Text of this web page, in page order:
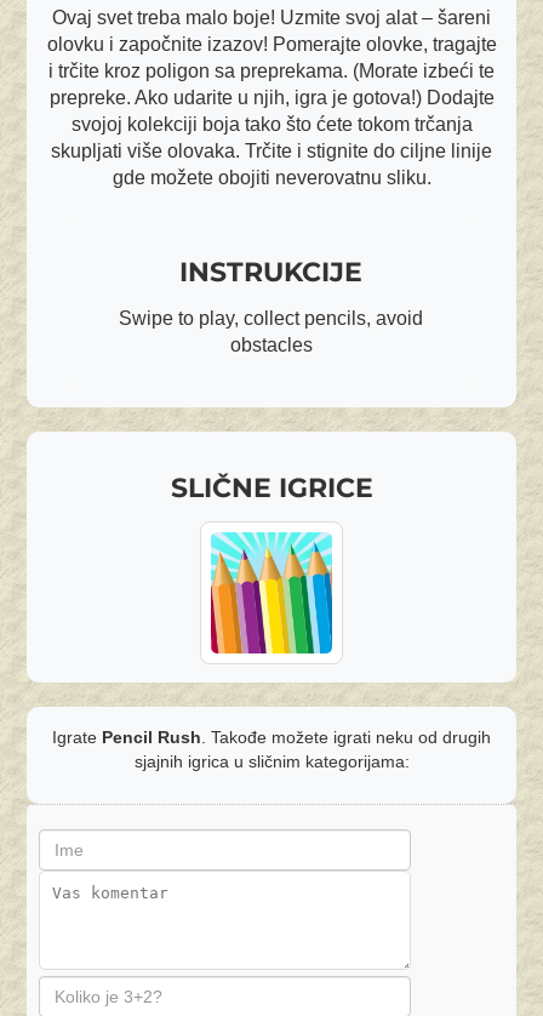
Ovaj svet treba malo boje! Uzmite svoj alat – šareni
olovku i započnite izazov! Pomerajte olovke, tragajte
i trčite kroz poligon sa preprekama. (Morate izbeći te
prepreke. Ako udarite u njih, igra je gotova!) Dodajte
svojoj kolekciji boja tako što ćete tokom trčanja
skupljati više olovaka. Trčite i stignite do ciljne linije
gde možete obojiti neverovatnu sliku.
INSTRUKCIJE
Swipe to play, collect pencils, avoid
obstacles
SLIČNE IGRICE
Igrate Pencil Rush . Takođe možete igrati neku od drugih
sjajnih igrica u sličnim kategorijama: